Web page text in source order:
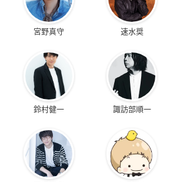
宮野真守 速水奨
鈴村健一 諏訪部順一